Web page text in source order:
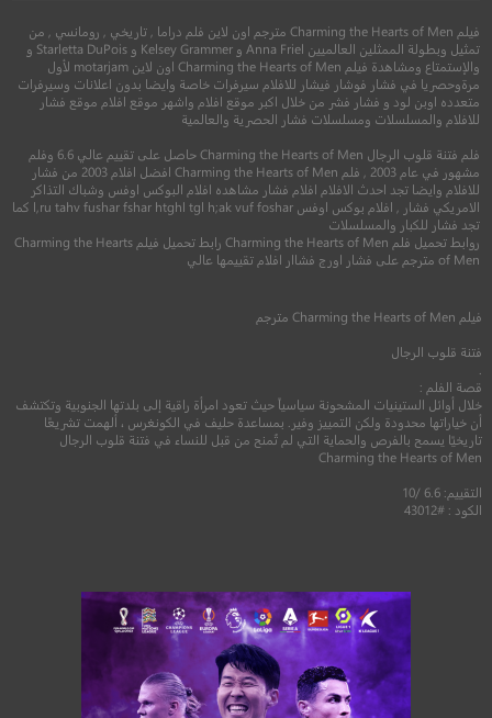
دراما●غموض
6.8
2018
+16 مترجم
6.6
فيلم Charming the Hearts of Men مترجم اون لاين فلم دراما , تاريخي , رومانسي , من
تمثيل وبطولة الممثلين العالميين Anna Friel و Kelsey Grammer و Starletta DuPois و
والإستمتاع ومشاهدة فيلم Charming the Hearts of Men اون لاين motarjam لأول
مرةوحصريا في فشار فوشار فيشار للافلام سيرفرات خاصة وايضا بدون اعلانات وسيرفرات
متعدده اوبن لود و فشار فشر من خلال اكبر موقع افلام واشهر موقع افلام موقع فشار
للافلام والمسلسلات ومسلسلات فشار الحصرية والعالمية
فلم فتنة قلوب الرجال Charming the Hearts of Men حاصل على تقييم عالي 6.6 وفلم
مشهور في عام 2003 , فلم Charming the Hearts of Men افضل افلام 2003 من فشار
للافلام وايضا تجد احدث الافلام افلام فشار مشاهده افلام البوكس اوفس وشباك التذاكر
الامريكي فشار , افلام بوكس اوفس l,ru tahv fushar fshar htghl tgl h;ak vuf foshar كما
تجد فشار للكبار والمسلسلات
روابط تحميل فلم Charming the Hearts of Men رابط تحميل فيلم Charming the Hearts
of Men مترجم على فشار اورج فشاار افلام تقييمها عالي
فيلم Charming the Hearts of Menمترجم
فتنة قلوب الرجال
قصة الفلم :
خلال أوائل الستينيات المشحونة سياسياً حيث تعود امرأة راقية إلى بلدتها الجنوبية وتكتشف
أن خياراتها محدودة ولكن التمييز وفير. بمساعدة حليف في الكونغرس ، ألهمت تشريعًا
تاريخيًا يسمح بالفرص والحماية التي لم تُمنح من قبل للنساء في فتنة قلوب الرجال
Charming the Hearts of Men
التقييم: 6.6 /10
الكود : #43012